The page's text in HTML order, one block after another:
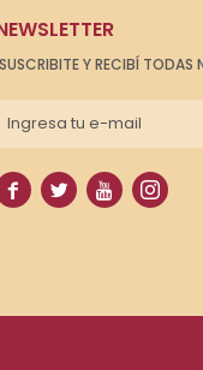
Y RECIBÍ TODAS
   